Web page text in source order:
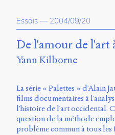
3272
Sens
Typographies
Jannon
de
Essais — 2004/09/20
De l'amour de l'art
Yann Kilborne
La série « Palettes » d'Alain
films documentaires à
l'histoire de l'art occidental.
question de la méthode
problème commun à tous